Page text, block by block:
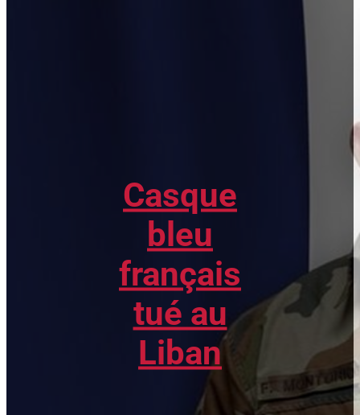
Casque
bleu
français
tué au
Liban